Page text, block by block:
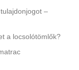
–
a locsolótömlők?